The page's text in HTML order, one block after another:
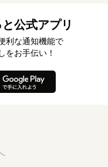
公式アプリ
利な通知機能で
をお手伝い！